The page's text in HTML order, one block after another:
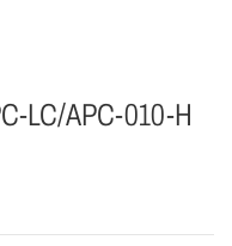
LC/APC-010-H